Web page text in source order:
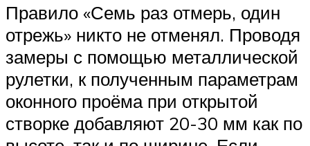
Правило «Семь раз отмерь, один
отрежь» никто не отменял. Проводя
замеры с помощью металлической
рулетки, к полученным параметрам
оконного проёма при открытой
створке добавляют 20-30 мм как по